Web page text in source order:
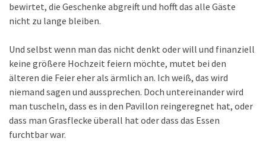
bewirtet, die Geschenke abgreift und hofft das alle Gäste
nicht zu lange bleiben.
Und selbst wenn man das nicht denkt oder will und finanziell
keine größere Hochzeit feiern möchte, mutet bei den
älteren die Feier eher als ärmlich an. Ich weiß, das wird
niemand sagen und aussprechen. Doch untereinander wird
man tuscheln, dass es in den Pavillon reingeregnet hat, oder
dass man Grasflecke überall hat oder dass das Essen
furchtbar war.